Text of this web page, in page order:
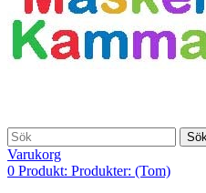
Varukorg
0 Produkt: Produkter: (Tom)